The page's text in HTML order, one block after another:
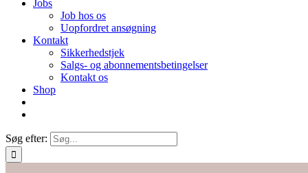
Jobs
Job hos os
Uopfordret ansøgning
Kontakt
Sikkerhedstjek
Salgs- og abonnementsbetingelser
Kontakt os
Shop
Søg efter: